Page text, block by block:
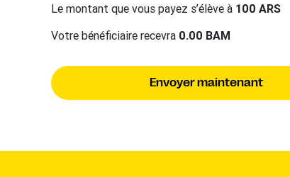
Le montant que vous payez s’élève à 100 ARS
Votre bénéficiaire recevra 0.00 BAM
Envoyer maintenant